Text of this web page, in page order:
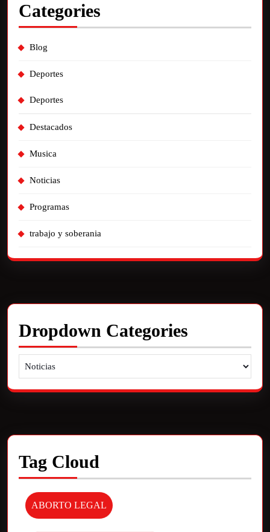
Categories
Blog
Deportes
Deportes
Destacados
Musica
Noticias
Programas
trabajo y soberania
Dropdown Categories
Tag Cloud
ABORTO LEGAL